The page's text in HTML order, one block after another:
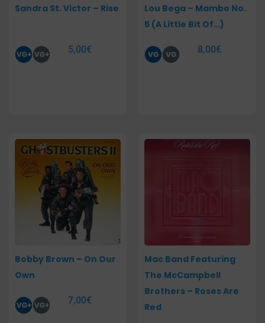
Sandra St. Victor – Rise
5,00€
Lou Bega – Mambo No.
5 (A Little Bit Of…)
8,00€
Bobby Brown – On Our
Own
7,00€
Mac Band Featuring
The McCampbell
Brothers – Roses Are
Red